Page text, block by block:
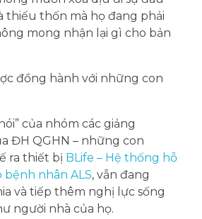
thiếu thốn mà họ đang phải
mong nhận lại gì cho bản
đồng hành với những con
của nhóm các giảng
ĐH QGHN – những con
ra thiết bị BLife – Hệ thống hỗ
nhân ALS, vẫn đang
và tiếp thêm nghị lực sống
người nhà của họ.